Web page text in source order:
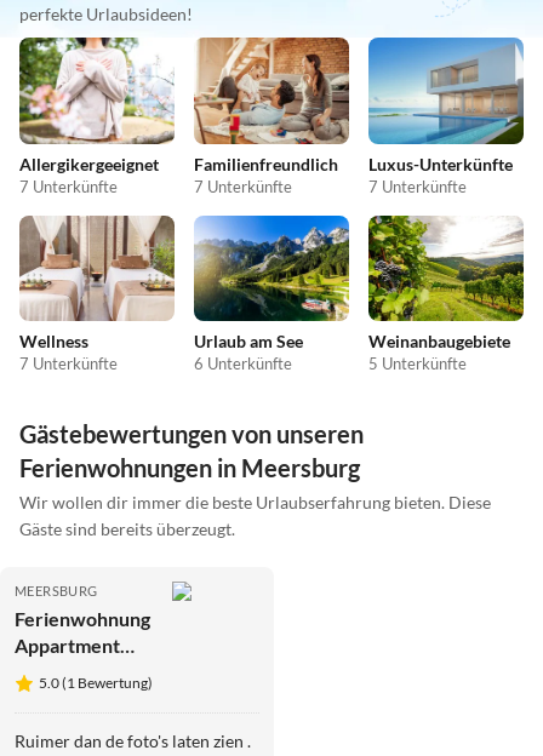
perfekte Urlaubsideen!
Allergikergeeignet
7 Unterkünfte
Familienfreundlich
7 Unterkünfte
Luxus-Unterkünfte
7 Unterkünfte
Wellness
7 Unterkünfte
Urlaub am See
6 Unterkünfte
Weinanbaugebiete
5 Unterkünfte
Gästebewertungen von unseren
Ferienwohnungen in Meersburg
Wir wollen dir immer die beste Urlaubserfahrung bieten. Diese
Gäste sind bereits überzeugt.
MEERSBURG
Ferienwohnung
Appartment
Kränkel4
5.0 (1 Bewertung)
Ruimer dan de foto's laten zien .